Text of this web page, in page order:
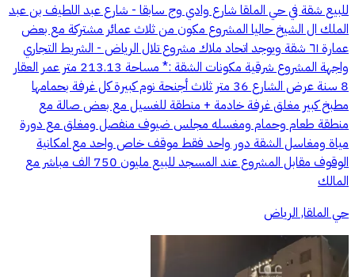
للبيع شقة في حي الملقا شارع وادي وج سابقا - شارع عبد اللطيف بن عبد
الملك ال الشيخ حاليا المشروع مكون من ثلاث عمائر مشتركة مع بعض
عمارة ٦١ شقة ويوجد اتحاد ملاك مشروع تلال الرياض - الشريط التجاري
واجهة المشروع شرقية مكونات الشقة :* مساحة 213.13 متر عمر العقار
8 سنة عرض الشارع 36 متر ثلاث أجنحة نوم كبيرة كل غرفة بحمامها
مطبخ كبير مغلق غرفة خادمة + منطقة للغسيل مع بعض صالة مع
منطقة طعام وحمام ومغسله مجلس ضيوف منفصل ومغلق مع دورة
مياة ومغاسل الشقة دور واحد فقط موقف خاص واحد مع امكانية
الوقوف مقابل المشروع عند المسجد للبيع مليون 750 الف مباشر مع
المالك
حي الملقا, الرياض